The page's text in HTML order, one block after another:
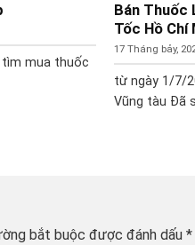
tìm mua thuốc
Bán Thuốc
Tốc Hồ Chí
17 Tháng bảy,
từ ngày 1/7/
Vũng tàu Đã
bắt buộc được đánh dấu *